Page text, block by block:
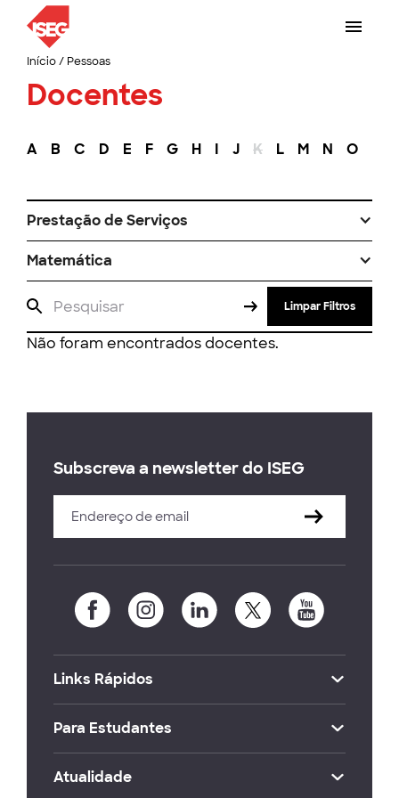
Início/ Pessoas
Docentes
A B C D E F G H I J K L M N O
Prestação de Serviços
Matemática
Limpar Filtros
Não foram encontrados docentes.
Subscreva a newsletter do ISEG
Links Rápidos
Para Estudantes
Atualidade